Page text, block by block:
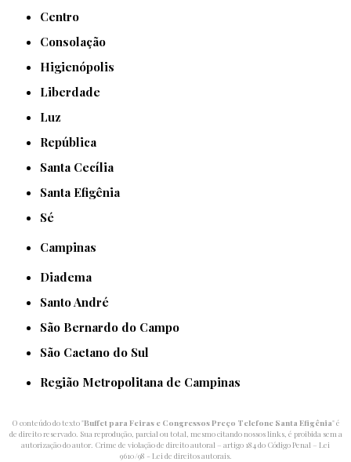
Centro
Consolação
Higienópolis
Liberdade
Luz
República
Santa Cecília
Santa Efigênia
Sé
Campinas
Diadema
Santo André
São Bernardo do Campo
São Caetano do Sul
Região Metropolitana de Campinas
O conteúdo do texto "Buffet para Feiras e Congressos Preço Telefone Santa Efigênia" é
de direito reservado. Sua reprodução, parcial ou total, mesmo citando nossos links, é proibida sem a
autorização do autor. Crime de violação de direito autoral – artigo 184 do Código Penal – Lei
9610/98 - Lei de direitos autorais.